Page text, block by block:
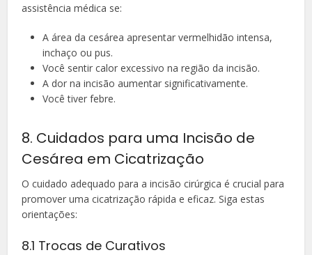
assistência médica se:
A área da cesárea apresentar vermelhidão intensa,
inchaço ou pus.
Você sentir calor excessivo na região da incisão.
A dor na incisão aumentar significativamente.
Você tiver febre.
8. Cuidados para uma Incisão de
Cesárea em Cicatrização
O cuidado adequado para a incisão cirúrgica é crucial para
promover uma cicatrização rápida e eficaz. Siga estas
orientações:
8.1 Trocas de Curativos